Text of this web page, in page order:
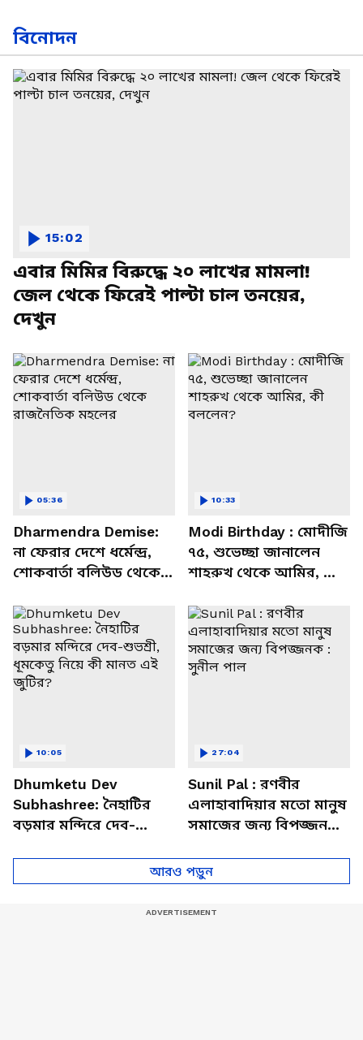
বিনোদন
এবার মিমির বিরুদ্ধে ২০ লাখের মামলা!
জেল থেকে ফিরেই পাল্টা চাল তনয়ের,
দেখুন
15:02
Dharmendra Demise:
না ফেরার দেশে ধর্মেন্দ্র,
শোকবার্তা বলিউড থেকে
05:36
Modi Birthday : মোদীজি
৭৫, শুভেচ্ছা জানালেন
শাহরুখ থেকে আমির, কী
10:33
Dhumketu Dev
Subhashree: নৈহাটির
বড়মার মন্দিরে দেব-
10:05
Sunil Pal : রণবীর
এলাহাবাদিয়ার মতো মানুষ
সমাজের জন্য বিপজ্জনক :
27:04
আরও পড়ুন